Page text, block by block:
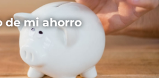
de mi ahorro